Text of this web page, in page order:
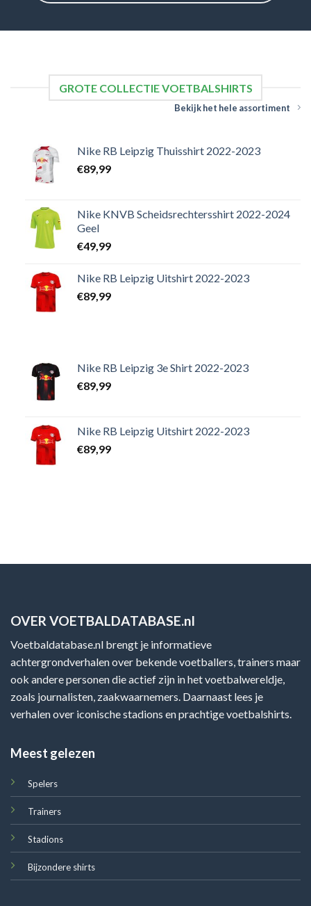
GROTE COLLECTIE VOETBALSHIRTS
Bekijk het hele assortiment
Nike RB Leipzig Thuisshirt 2022-2023
€89,99
Nike KNVB Scheidsrechtersshirt 2022-2024
Geel
€49,99
Nike RB Leipzig Uitshirt 2022-2023
€89,99
Nike RB Leipzig 3e Shirt 2022-2023
€89,99
Nike RB Leipzig Uitshirt 2022-2023
€89,99
OVER VOETBALDATABASE.nl
Voetbaldatabase.nl brengt je informatieve
achtergrondverhalen over bekende voetballers, trainers maar
ook andere personen die actief zijn in het voetbalwereldje,
zoals journalisten, zaakwaarnemers. Daarnaast lees je
verhalen over iconische stadions en prachtige voetbalshirts.
Meest gelezen
Spelers
Trainers
Stadions
Bijzondere shirts